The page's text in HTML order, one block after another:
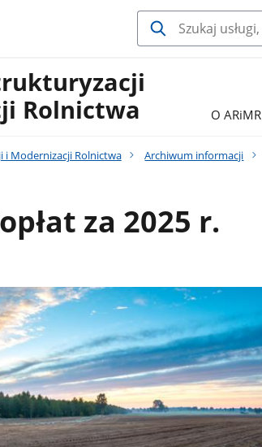
Rolnictwa
O ARiMR
i Modernizacji Rolnictwa Archiwum informacji
za 2025 r.